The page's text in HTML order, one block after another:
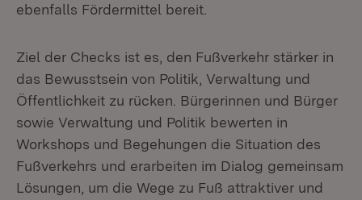
ebenfalls Fördermittel bereit.
Ziel der Checks ist es, den Fußverkehr stärker in
das Bewusstsein von Politik, Verwaltung und
Öffentlichkeit zu rücken. Bürgerinnen und Bürger
sowie Verwaltung und Politik bewerten in
Workshops und Begehungen die Situation des
Fußverkehrs und erarbeiten im Dialog gemeinsam
Lösungen, um die Wege zu Fuß attraktiver und